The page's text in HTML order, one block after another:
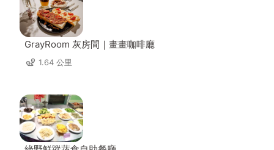
GrayRoom 灰房間｜畫畫咖啡廳
1.64 公里